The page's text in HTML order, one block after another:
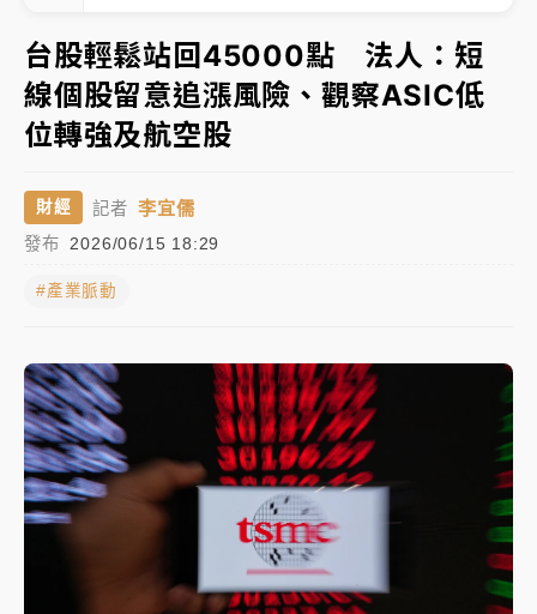
白海豚瘦身！中部以北防劇烈降水 本周天氣展望「多
雨不穩定」
周末精選｜ 苯駢芘無安全攝取值！致癌苦茶油下肚 毒
物醫籲多吃蔬果代謝
《知新聞》揭「運科計畫」人體實驗黑幕 運動部不追
究！遭監委質疑
台股處置新制明天上路 4大鬆綁一次看
員工犯案 破案關鍵曝
最好玩的父親節！「爸氣集合」出發工程冒險島 邀社
福孩童齊暢玩
白海豚挾豪雨狂炸新北！時雨量破百毫米 水塔、雨棚
砸落毀車
強風長浪襲馬祖！「白海豚」逼近劃設警戒區 違規戲
水觀浪恐重罰失血
▼
台股輕鬆站回45000點 法人：短
線個股留意追漲風險、觀察ASIC低
位轉強及航空股
財經 記者 李宜儒
發布 2026/06/15 18:29
#產業脈動